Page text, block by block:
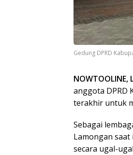
Gedung DPRD
NOWTOOLINE,
anggota DPRD
terakhir untuk
Sebagai
Lamongan
secara ugal-